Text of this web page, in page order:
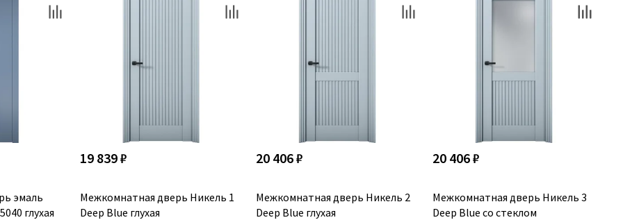
эмаль
глухая
19 839 ₽
Межкомнатная дверь Никель 1
Deep Blue глухая
20 406 ₽
Межкомнатная дверь Никель 2
Deep Blue глухая
20 406 ₽
Межкомнатная дверь Никель 3
Deep Blue со стеклом